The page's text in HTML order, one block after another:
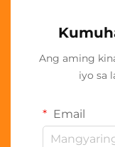
Ang aming
iyo sa
Email